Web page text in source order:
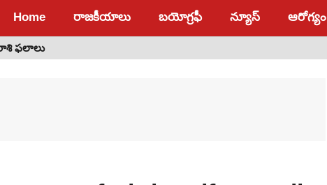
Home రాజకీయాలు బయోగ్రఫీ న్యూస్ ఆరోగ్యం
ఫలాలు